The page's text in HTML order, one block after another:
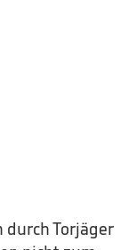
durch Torjäger